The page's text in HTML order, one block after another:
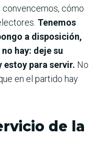
cómo
Tenemos
a disposición,
hay: deje su
estoy para servir. No
en el partido hay
de la